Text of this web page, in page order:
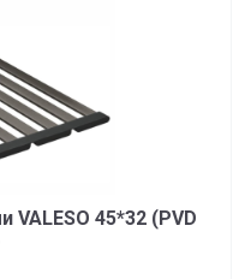
VALESO 45*32 (PVD